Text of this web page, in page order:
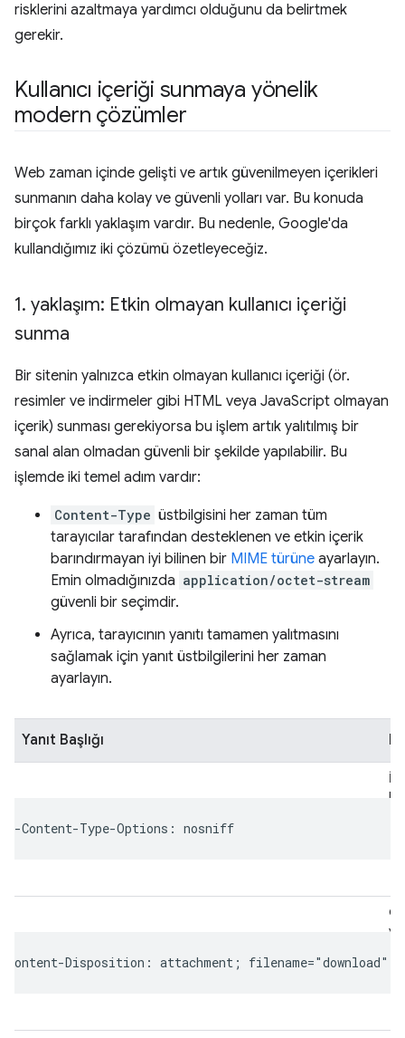
risklerini azaltmaya yardımcı olduğunu da belirtmek
gerekir.
Kullanıcı içeriği sunmaya yönelik
modern çözümler
Web zaman içinde gelişti ve artık güvenilmeyen içerikleri
sunmanın daha kolay ve güvenli yolları var. Bu konuda
birçok farklı yaklaşım vardır. Bu nedenle, Google'da
kullandığımız iki çözümü özetleyeceğiz.
1. yaklaşım: Etkin olmayan kullanıcı içeriği
sunma
Bir sitenin yalnızca etkin olmayan kullanıcı içeriği (ör.
resimler ve indirmeler gibi HTML veya JavaScript olmayan
içerik) sunması gerekiyorsa bu işlem artık yalıtılmış bir
sanal alan olmadan güvenli bir şekilde yapılabilir. Bu
işlemde iki temel adım vardır:
Content-Type üstbilgisini her zaman tüm
tarayıcılar tarafından desteklenen ve etkin içerik
barındırmayan iyi bilinen bir MIME türüne ayarlayın.
Emin olmadığınızda application/octet-stream
güvenli bir seçimdir.
Ayrıca, tarayıcının yanıtı tamamen yalıtmasını
sağlamak için yanıt üstbilgilerini her zaman
ayarlayın.
Yanıt Başlığı